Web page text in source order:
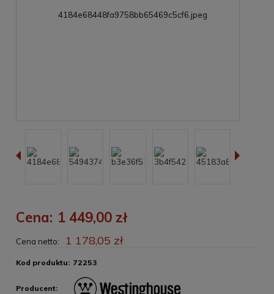
Cena: 1 449,00 zł
Cena netto: 1 178,05 zł
Kod produktu: 72253
Producent: